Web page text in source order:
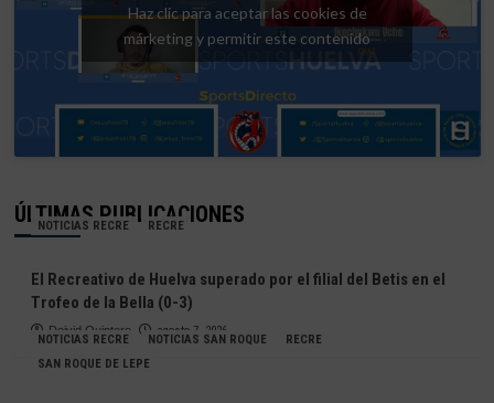
Haz clic para aceptar las cookies de
márketing y permitir este contenido
ÚLTIMAS PUBLICACIONES
NOTICIAS RECRE RECRE
El Recreativo de Huelva superado por el filial del Betis en el
Trofeo de la Bella (0-3)
Deivid Quintero agosto 7, 2026
NOTICIAS RECRE NOTICIAS SAN ROQUE
RECRE
SAN ROQUE DE LEPE